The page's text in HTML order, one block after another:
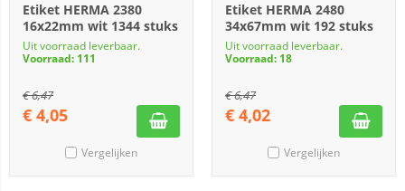
Etiket HERMA 2380
16x22mm wit 1344 stuks
Uit voorraad leverbaar.
Voorraad: 111
€6,47
€ 4,05
Vergelijken
Etiket HERMA 2480
34x67mm wit 192 stuks
Uit voorraad leverbaar.
Voorraad: 18
€6,47
€ 4,02
Vergelijken